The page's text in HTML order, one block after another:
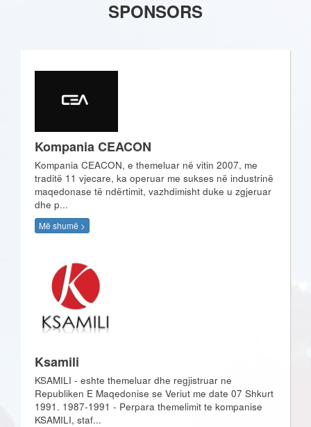
SPONSORS
Kompania CEACON
Kompania CEACON, e themeluar në vitin 2007, me
traditë 11 vjecare, ka operuar me sukses në industrinë
maqedonase të ndërtimit, vazhdimisht duke u zgjeruar
dhe p...
Më shumë >
Ksamili
KSAMILI - eshte themeluar dhe regjistruar ne
Republiken E Maqedonise se Veriut me date 07 Shkurt
1991. 1987-1991 - Perpara themelimit te kompanise
KSAMILI, staf...